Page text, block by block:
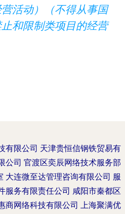
活动）（不得从事国
和限制类项目的经营
有限公司 天津贵恒信钢铁贸易有
公司 官渡区奕辰网络技术服务部
大连微至达管理咨询有限公司 服
服务有限责任公司 咸阳市秦都区
商网络科技有限公司 上海聚满优